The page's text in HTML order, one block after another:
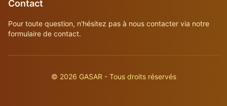
Contact
Pour toute question, n'hésitez pas à nous contacter via notre
formulaire de contact.
© 2026 GASAR - Tous droits réservés